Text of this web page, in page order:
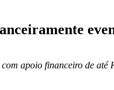
apoio financeiro de